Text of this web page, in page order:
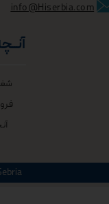
info@Hiserbia.com